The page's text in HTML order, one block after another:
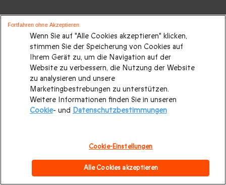
Wenn Sie auf "Alle Cookies akzeptieren" klicken,
stimmen Sie der Speicherung von Cookies auf
Ihrem Gerät zu, um die Navigation auf der
Website zu verbessern, die Nutzung der Website
zu analysieren und unsere
Marketingbestrebungen zu unterstützen.
Weitere Informationen finden Sie in unseren
Cookie- und Datenschutzbestimmungen
Cookie-Einstellungen
Alle Cookies akzeptieren
Fortfahren ohne Akzeptieren